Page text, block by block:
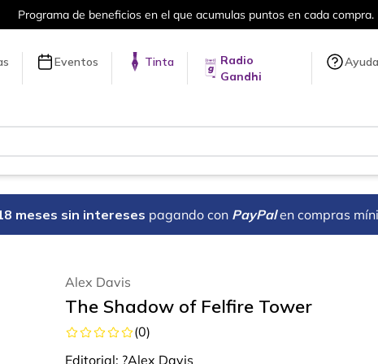
de beneficios en el que acumulas puntos en cada compra.
Eventos Tinta
Radio
Gandhi
Ayuda
meses sin intereses pagando con PayPal en compras
Alex Davis
The Shadow of Felfire Tower
(0)
Editorial: ?Alex Davis